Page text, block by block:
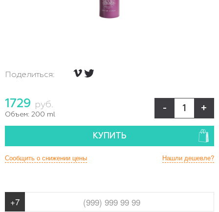
Поделиться:
1729 руб.
Объем: 200 ml
- +
КУПИТЬ
Нашли дешевле?
Сообщить о снижении цены